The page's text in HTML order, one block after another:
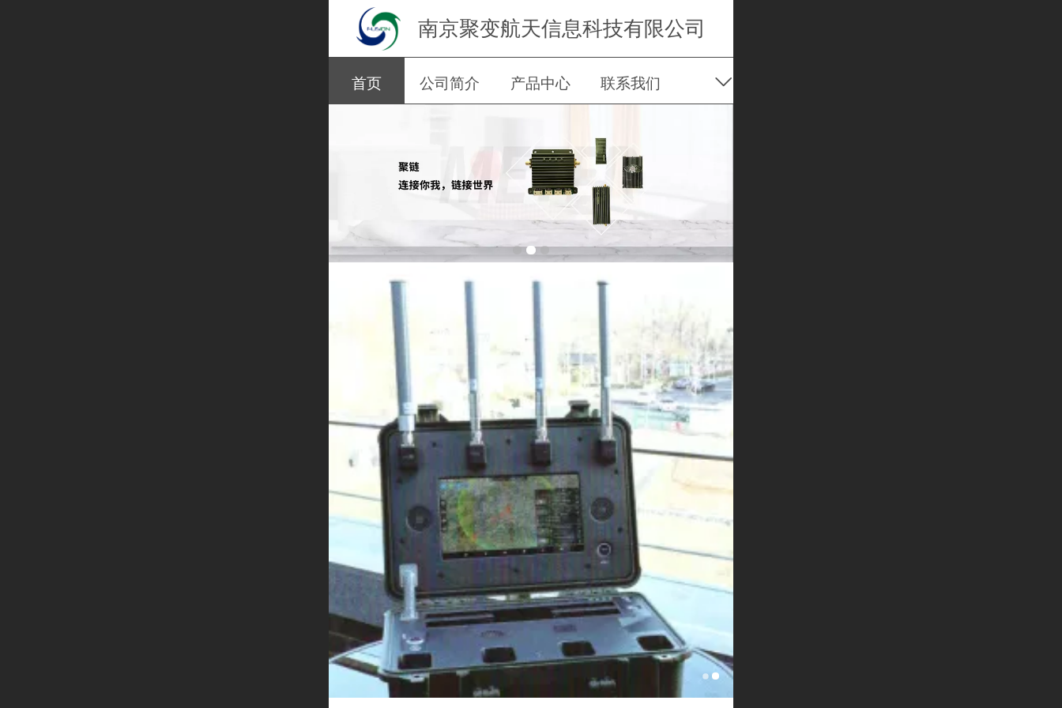
南京聚变航天信息科技有限公司
首页 公司简介 产品中心 联系我们